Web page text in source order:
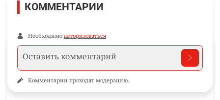
КОММЕНТАРИИ
Необходимо авторизоваться
Комментарии проходят модерацию.